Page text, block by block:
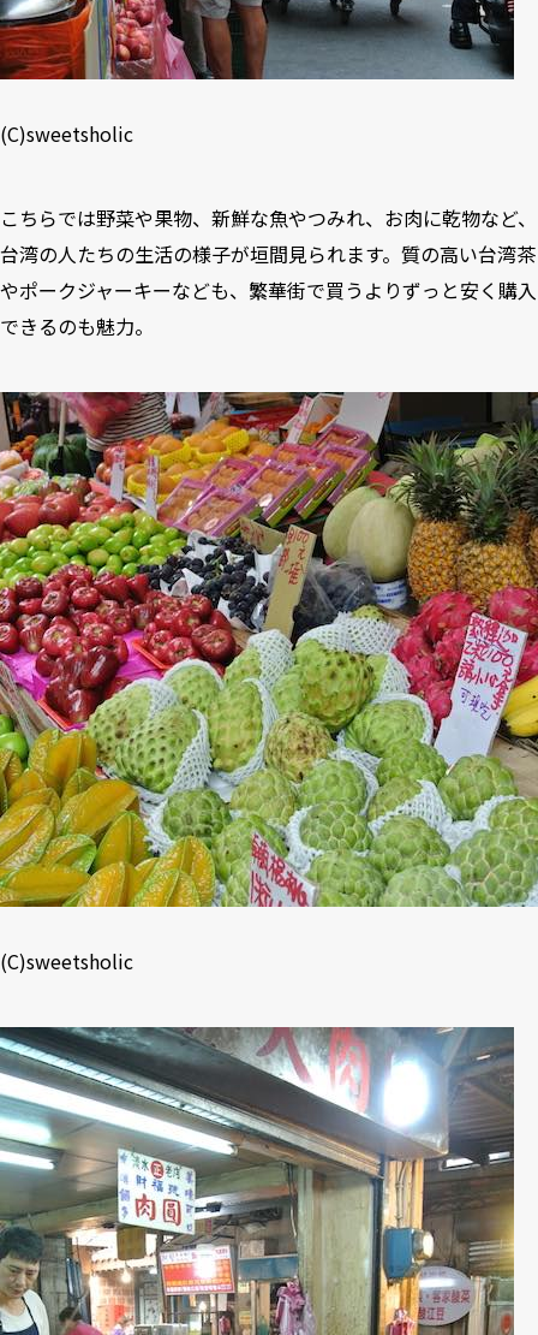
(C)sweetsholic
こちらでは野菜や果物、新鮮な魚やつみれ、お肉に乾物など、
台湾の人たちの生活の様子が垣間見られます。質の高い台湾茶
やポークジャーキーなども、繁華街で買うよりずっと安く購入
できるのも魅力。
(C)sweetsholic